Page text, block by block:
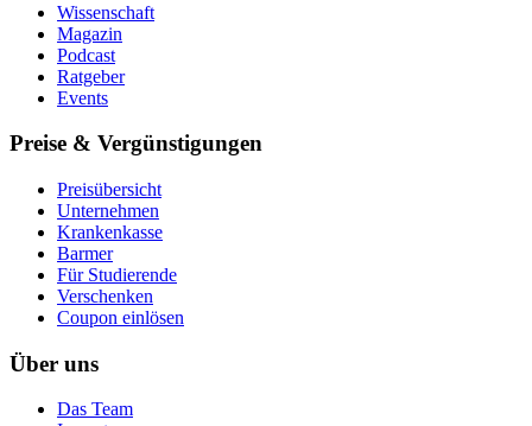
Wissenschaft
Magazin
Podcast
Ratgeber
Events
Preise & Vergünstigungen
Preisübersicht
Unternehmen
Krankenkasse
Barmer
Für Studierende
Ver­schen­ken
Coupon einlösen
Über uns
Das Team